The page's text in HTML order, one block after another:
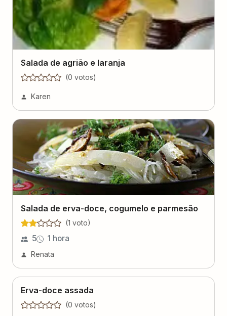
Salada de agrião e laranja
(0 votos)
Karen
Salada de erva-doce, cogumelo e parmesão
(1 voto)
5 1 hora
Renata
Erva-doce assada
(0 votos)